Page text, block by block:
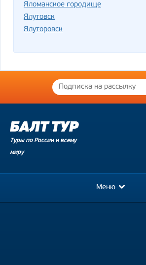
Яломанское городище
Ялутовск
Ялуторовск
Туры по России и всему
миру
Меню